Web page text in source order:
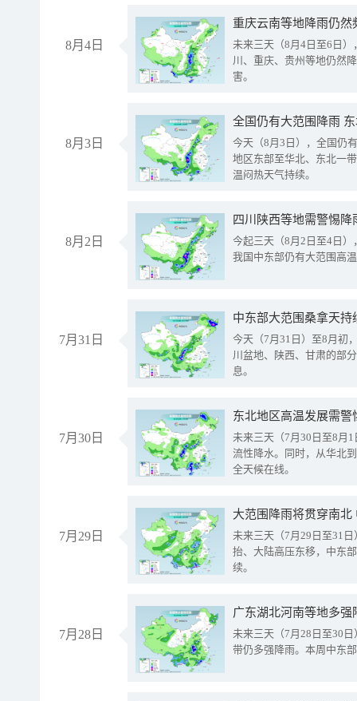
8月4日
重庆云南等地降雨仍然
未来三天（8月4日至6日
川、重庆、贵州等地仍然
害。
8月3日
全国仍有大范围降雨
今天（8月3日），全国仍
地区东部至华北、东北一
温闷热天气持续。
8月2日
今起三天（8月2日至4日
我国中东部仍有大范围高
7月31日
中东部大范围桑拿天
今天（7月31日）至8月初
川盆地、陕西、甘肃的部
息。
7月30日
东北地区高温发展需
未来三天（7月30日至8月
流性降水。同时，从华北
全天候在线。
7月29日
大范围降雨将贯穿南
未来三天（7月29日至31
抬、大陆高压东移，中东
续。
7月28日
广东湖北河南等地多
未来三天（7月28日至30
带仍多强降雨。本周中东